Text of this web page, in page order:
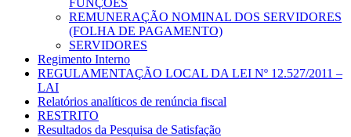
REMUNERAÇÃO NOMINAL DOS SERVIDORES
(FOLHA DE PAGAMENTO)
SERVIDORES
Regimento Interno
REGULAMENTAÇÃO LOCAL DA LEI Nº 12.527/2011 –
LAI
Relatórios analíticos de renúncia fiscal
RESTRITO
Resultados da Pesquisa de Satisfação